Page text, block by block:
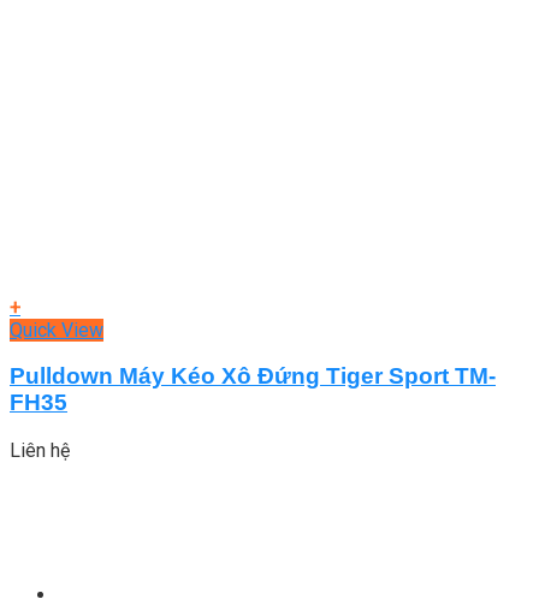
+
Quick View
Pulldown Máy Kéo Xô Đứng Tiger Sport TM-
FH35
Liên hệ